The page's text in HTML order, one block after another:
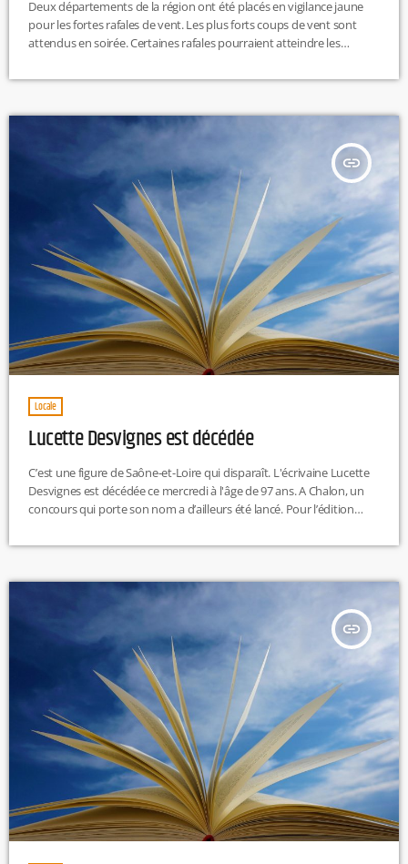
Deux départements de la région ont été placés en vigilance jaune
pour les fortes rafales de vent. Les plus forts coups de vent sont
attendus en soirée. Certaines rafales pourraient atteindre les
secteur de Bourgoin. Le calme reviendra ce vendredi.
insert_link
Locale
Lucette Desvignes est décédée
C’est une figure de Saône-et-Loire qui disparaît. L'écrivaine Lucette
Desvignes est décédée ce mercredi à l'âge de 97 ans. A Chalon, un
concours qui porte son nom a d’ailleurs été lancé. Pour l’édition
demandé aux candidats d’insérer dans le texte de leur production la
La parole […]
insert_link